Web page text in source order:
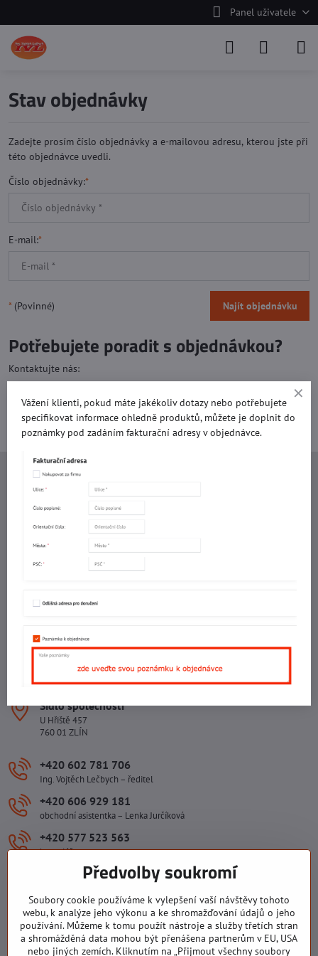
Panel uživatele
Stav objednávky
Zadejte prosím číslo objednávky a e-mailovou adresu, kterou jste při
této objednávce uvedli.
Číslo objednávky:*
E-mail:*
*(Povinné) Najít objednávku
Potřebujete poradit s objednávkou?
Kontaktujte nás:
+420 577 523 563
Ing. Vojtěch Lečbych - IVL
IČO: 60560908
DIČ: CZ5602130809
ALRIVA s.r.o.
IČO: 29007356
Malotova 5264
Areál Svit Zlín
113. budova
760 01 ZLÍN
Sídlo společnosti
U Hřiště 457
760 01 ZLÍN
+420 602 781 706
Ing. Vojtěch Lečbych – ředitel
+420 606 929 181
obchodní asistentka – Lenka Jurčíková
+420 577 523 563
kancelář
ivlecbych​@seznam​.cz
Důležité odkazy
Předvolby soukromí
Soubory cookie používáme k vylepšení vaší návštěvy tohoto
webu, k analýze jeho výkonu a ke shromažďování údajů o jeho
používání. Můžeme k tomu použít nástroje a služby třetích stran
a shromážděná data mohou být přenášena partnerům v EU, USA
nebo jiných zemích. Kliknutím na „Přijmout všechny soubory
Vážení klienti, pokud máte jakékoliv dotazy nebo potřebujete
specifikovat informace ohledně produktů, můžete je doplnit do
poznámky pod zadáním fakturační adresy v objednávce.